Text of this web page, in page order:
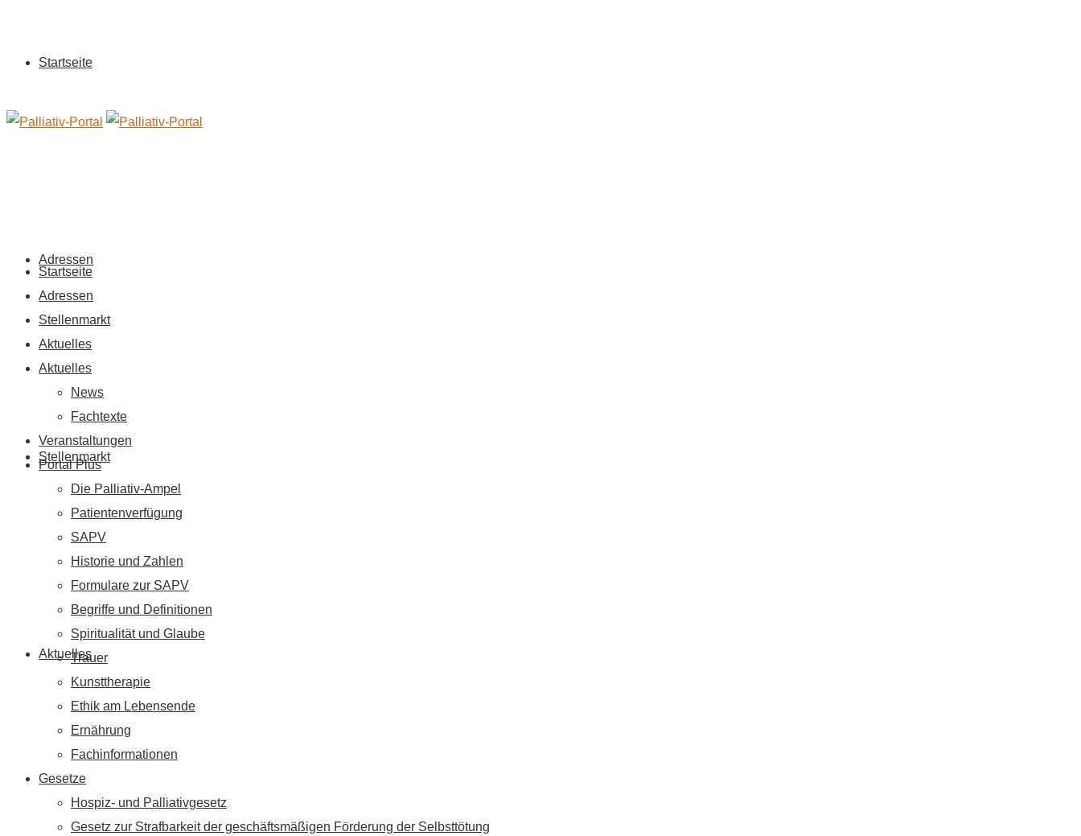
Startseite
Adressen
Stellenmarkt
Aktuelles
Startseite
Adressen
Stellenmarkt
Aktuelles
Aktuelles
News
Fachtexte
Veranstaltungen
Portal Plus
Die Palliativ-Ampel
Patientenverfügung
SAPV
Historie und Zahlen
Formulare zur SAPV
Begriffe und Definitionen
Spiritualität und Glaube
Trauer
Kunsttherapie
Ethik am Lebensende
Ernährung
Fachinformationen
Gesetze
Hospiz- und Palliativgesetz
Gesetz zur Strafbarkeit der geschäftsmäßigen Förderung der Selbsttötung